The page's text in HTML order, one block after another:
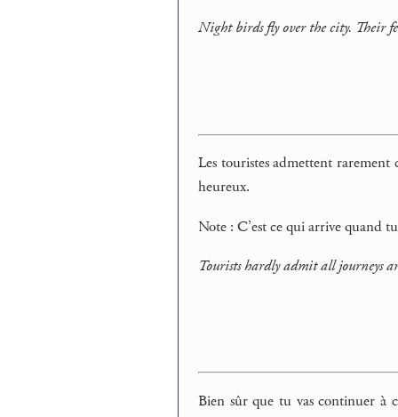
Night birds fly over the city. Their
Les touristes admettent
heureux.
Note : C’est ce qui arrive quand
Tourists hardly admit all journeys
Bien sûr que tu vas continuer à